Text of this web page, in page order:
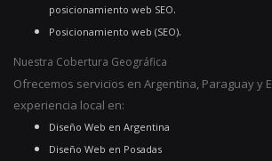
posicionamiento web SEO.
Posicionamiento web (SEO).
Nuestra Cobertura Geográfica
Ofrecemos servicios en Argentina, Paraguay y
experiencia local en:
Diseño Web en Argentina
Diseño Web en Posadas